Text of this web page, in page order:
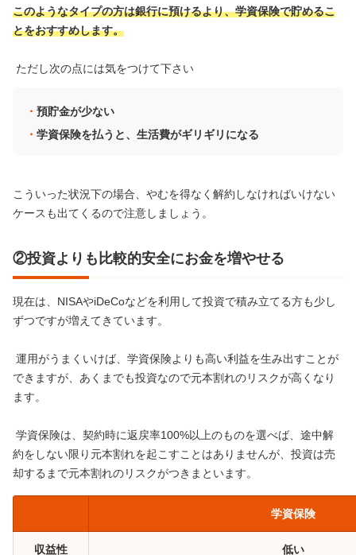
このようなタイプの方は銀行に預けるより、学資保険で貯めるこ
とをおすすめします。
ただし次の点には気をつけて下さい
預貯金が少ない
学資保険を払うと、生活費がギリギリになる
こういった状況下の場合、やむを得なく解約しなければいけない
ケースも出てくるので注意しましょう。
②投資よりも比較的安全にお金を増やせる
現在は、NISAやiDeCoなどを利用して投資で積み立てる方も少し
ずつですが増えてきています。
運用がうまくいけば、学資保険よりも高い利益を生み出すことが
できますが、あくまでも投資なので元本割れのリスクが高くなり
ます。
学資保険は、契約時に返戻率100%以上のものを選べば、途中解
約をしない限り元本割れを起こすことはありませんが、投資は売
却するまで元本割れのリスクがつきまといます。
学資保険
収益性 低い